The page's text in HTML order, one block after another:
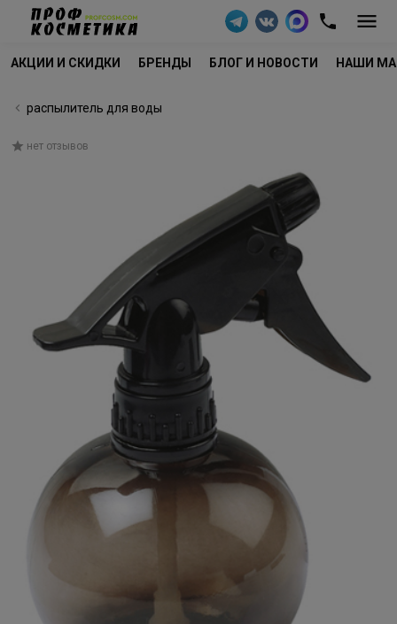
АКЦИИ И СКИДКИ БРЕНДЫ БЛОГ И НОВОСТИ НАШИ
распылитель для воды
нет отзывов